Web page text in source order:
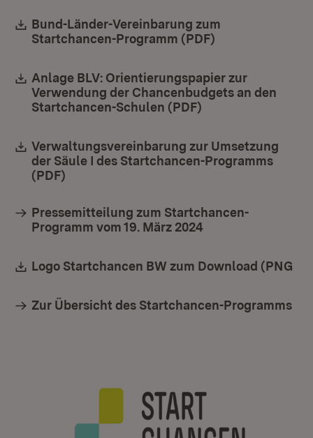
Download:
Bund-Länder-Vereinbarung zum
Startchancen-Programm (PDF)
Download:
Anlage BLV: Orientierungspapier zur
Verwendung der Chancenbudgets an den
Startchancen-Schulen (PDF)
Download:
Verwaltungsvereinbarung zur Umsetzung
der Säule I des Startchancen-Programms
(PDF)
Pressemitteilung zum Startchancen-
Programm vom 19. März 2024
Download:
Logo Startchancen BW zum Download (PNG
Zur Übersicht des Startchancen-Programms